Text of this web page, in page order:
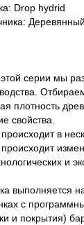
Drop hydrid
Деревянный
серии мы
плотность
свойства.
в
и
выполняется
с
и покрытия)